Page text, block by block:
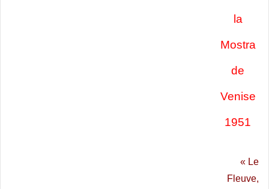
la
Mostra
de
Venise
1951
« Le
Fleuve,